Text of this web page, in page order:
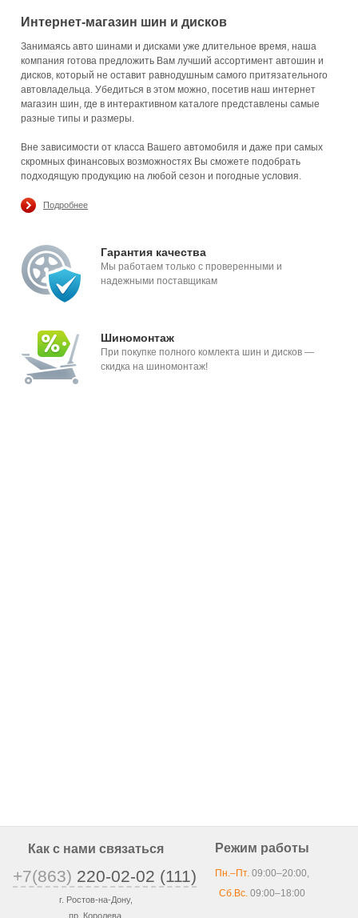
Интернет-магазин шин и дисков
Занимаясь авто шинами и дисками уже длительное время, наша
компания готова предложить Вам лучший ассортимент автошин и
дисков, который не оставит равнодушным самого притязательного
автовладельца. Убедиться в этом можно, посетив наш интернет
магазин шин, где в интерактивном каталоге представлены самые
разные типы и размеры.
Вне зависимости от класса Вашего автомобиля и даже при самых
скромных финансовых возможностях Вы сможете подобрать
подходящую продукцию на любой сезон и погодные условия.
Подробнее
Гарантия качества
Мы работаем только с проверенными и
надежными поставщикам
Шиномонтаж
При покупке полного комлекта шин и дисков —
скидка на шиномонтаж!
Как с нами связаться
+7(863) 220-02-02 (111)
г. Ростов-на-Дону,
пр. Королева,
Режим работы
Пн.–Пт. 09:00–20:00,
Сб.Вс. 09:00–18:00